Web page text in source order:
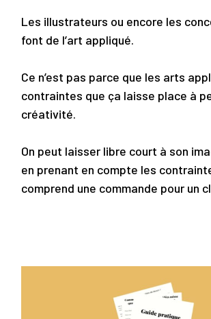
Les illustrateurs ou encore les
font de l’art appliqué.
Ce n’est pas parce que les arts
contraintes que ça laisse place à
créativité.
On peut laisser libre court à son
en prenant en compte les
comprend une commande pour un